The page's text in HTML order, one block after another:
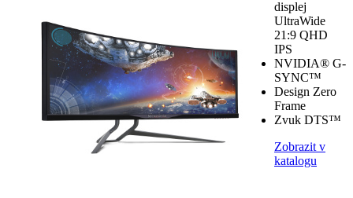
displej
UltraWide
21:9 QHD
IPS
NVIDIA® G-
SYNC™
Design Zero
Frame
Zvuk DTS™
Zobrazit v
katalogu